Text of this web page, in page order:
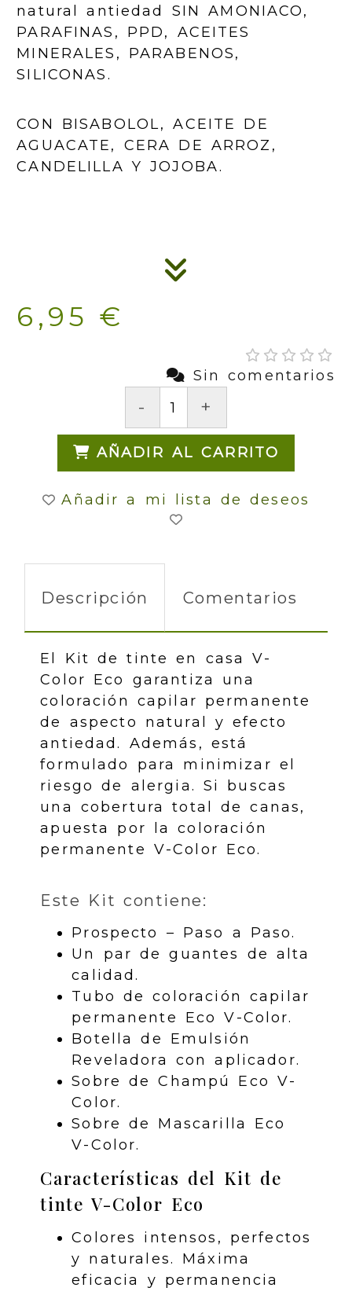
natural antiedad SIN AMONIACO,
PARAFINAS, PPD, ACEITES
MINERALES, PARABENOS,
SILICONAS.
CON BISABOLOL, ACEITE DE
AGUACATE, CERA DE ARROZ,
CANDELILLA Y JOJOBA.
6,95 €
Sin comentarios
- +
AÑADIR AL CARRITO
Añadir a mi lista de deseos
Descripción Comentarios
El Kit de tinte en casa V-
Color Eco garantiza una
coloración capilar permanente
de aspecto natural y efecto
antiedad. Además, está
formulado para minimizar el
riesgo de alergia. Si buscas
una cobertura total de canas,
apuesta por la coloración
permanente V-Color Eco.
Este Kit contiene:
Prospecto – Paso a Paso.
Un par de guantes de alta
calidad.
Tubo de coloración capilar
permanente Eco V-Color.
Botella de Emulsión
Reveladora con aplicador.
Sobre de Champú Eco V-
Color.
Sobre de Mascarilla Eco
V-Color.
Características del Kit de
tinte V-Color Eco
Colores intensos, perfectos
y naturales. Máxima
eficacia y permanencia